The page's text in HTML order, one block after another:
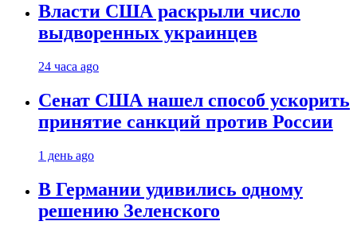
Власти США раскрыли число
выдворенных украинцев
24 часа ago
Сенат США нашел способ ускорить
принятие санкций против России
1 день ago
В Германии удивились одному
решению Зеленского